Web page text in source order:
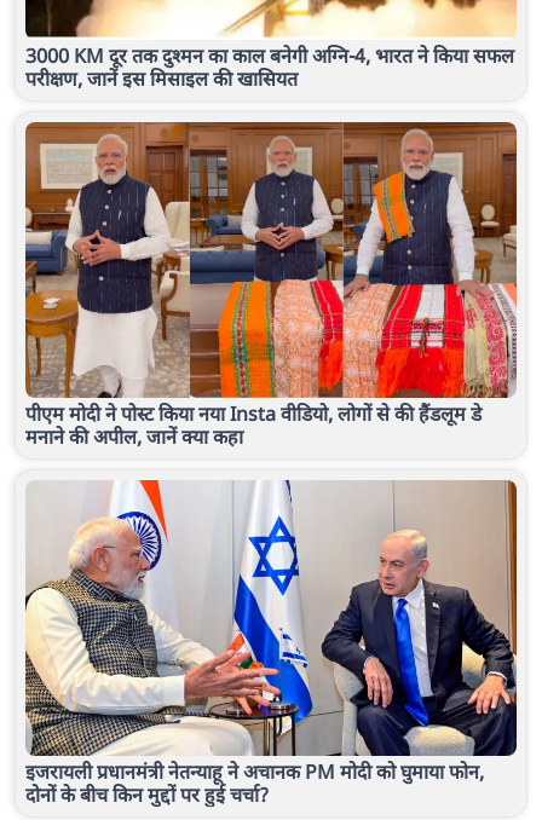
3000 KM दूर तक दुश्मन का काल बनेगी अग्नि-4, भारत ने किया सफल
परीक्षण, जानें इस मिसाइल की खासियत
पीएम मोदी ने पोस्ट किया नया Insta वीडियो, लोगों से की हैंडलूम डे
मनाने की अपील, जानें क्या कहा
इजरायली प्रधानमंत्री नेतन्याहू ने अचानक PM मोदी को घुमाया फोन,
दोनों के बीच किन मुद्दों पर हुई चर्चा?